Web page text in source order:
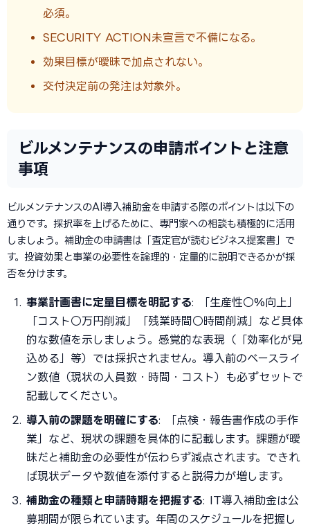
必須。
SECURITY ACTION未宣言で不備になる。
効果目標が曖昧で加点されない。
交付決定前の発注は対象外。
ビルメンテナンスの申請ポイントと注意
事項
ビルメンテナンスのAI導入補助金を申請する際のポイントは以下の
通りです。採択率を上げるために、専門家への相談も積極的に活用
しましょう。補助金の申請書は「査定官が読むビジネス提案書」で
す。投資効果と事業の必要性を論理的・定量的に説明できるかが採
否を分けます。
事業計画書に定量目標を明記する: 「生産性○%向上」
「コスト○万円削減」「残業時間○時間削減」など具体
的な数値を示しましょう。感覚的な表現（「効率化が見
込める」等）では採択されません。導入前のベースライ
ン数値（現状の人員数・時間・コスト）も必ずセットで
記載してください。
導入前の課題を明確にする: 「点検・報告書作成の手作
業」など、現状の課題を具体的に記載します。課題が曖
昧だと補助金の必要性が伝わらず減点されます。できれ
ば現状データや数値を添付すると説得力が増します。
補助金の種類と申請時期を把握する: IT導入補助金は公
募期間が限られています。年間のスケジュールを把握し